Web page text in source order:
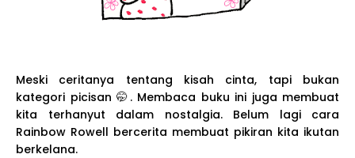
Meski ceritanya tentang kisah cinta, tapi bukan
kategori picisan 🤭. Membaca buku ini juga membuat
kita terhanyut dalam nostalgia. Belum lagi cara
Rainbow Rowell bercerita membuat pikiran kita ikutan
berkelana.